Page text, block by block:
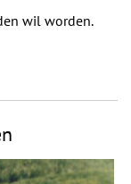
wil worden.